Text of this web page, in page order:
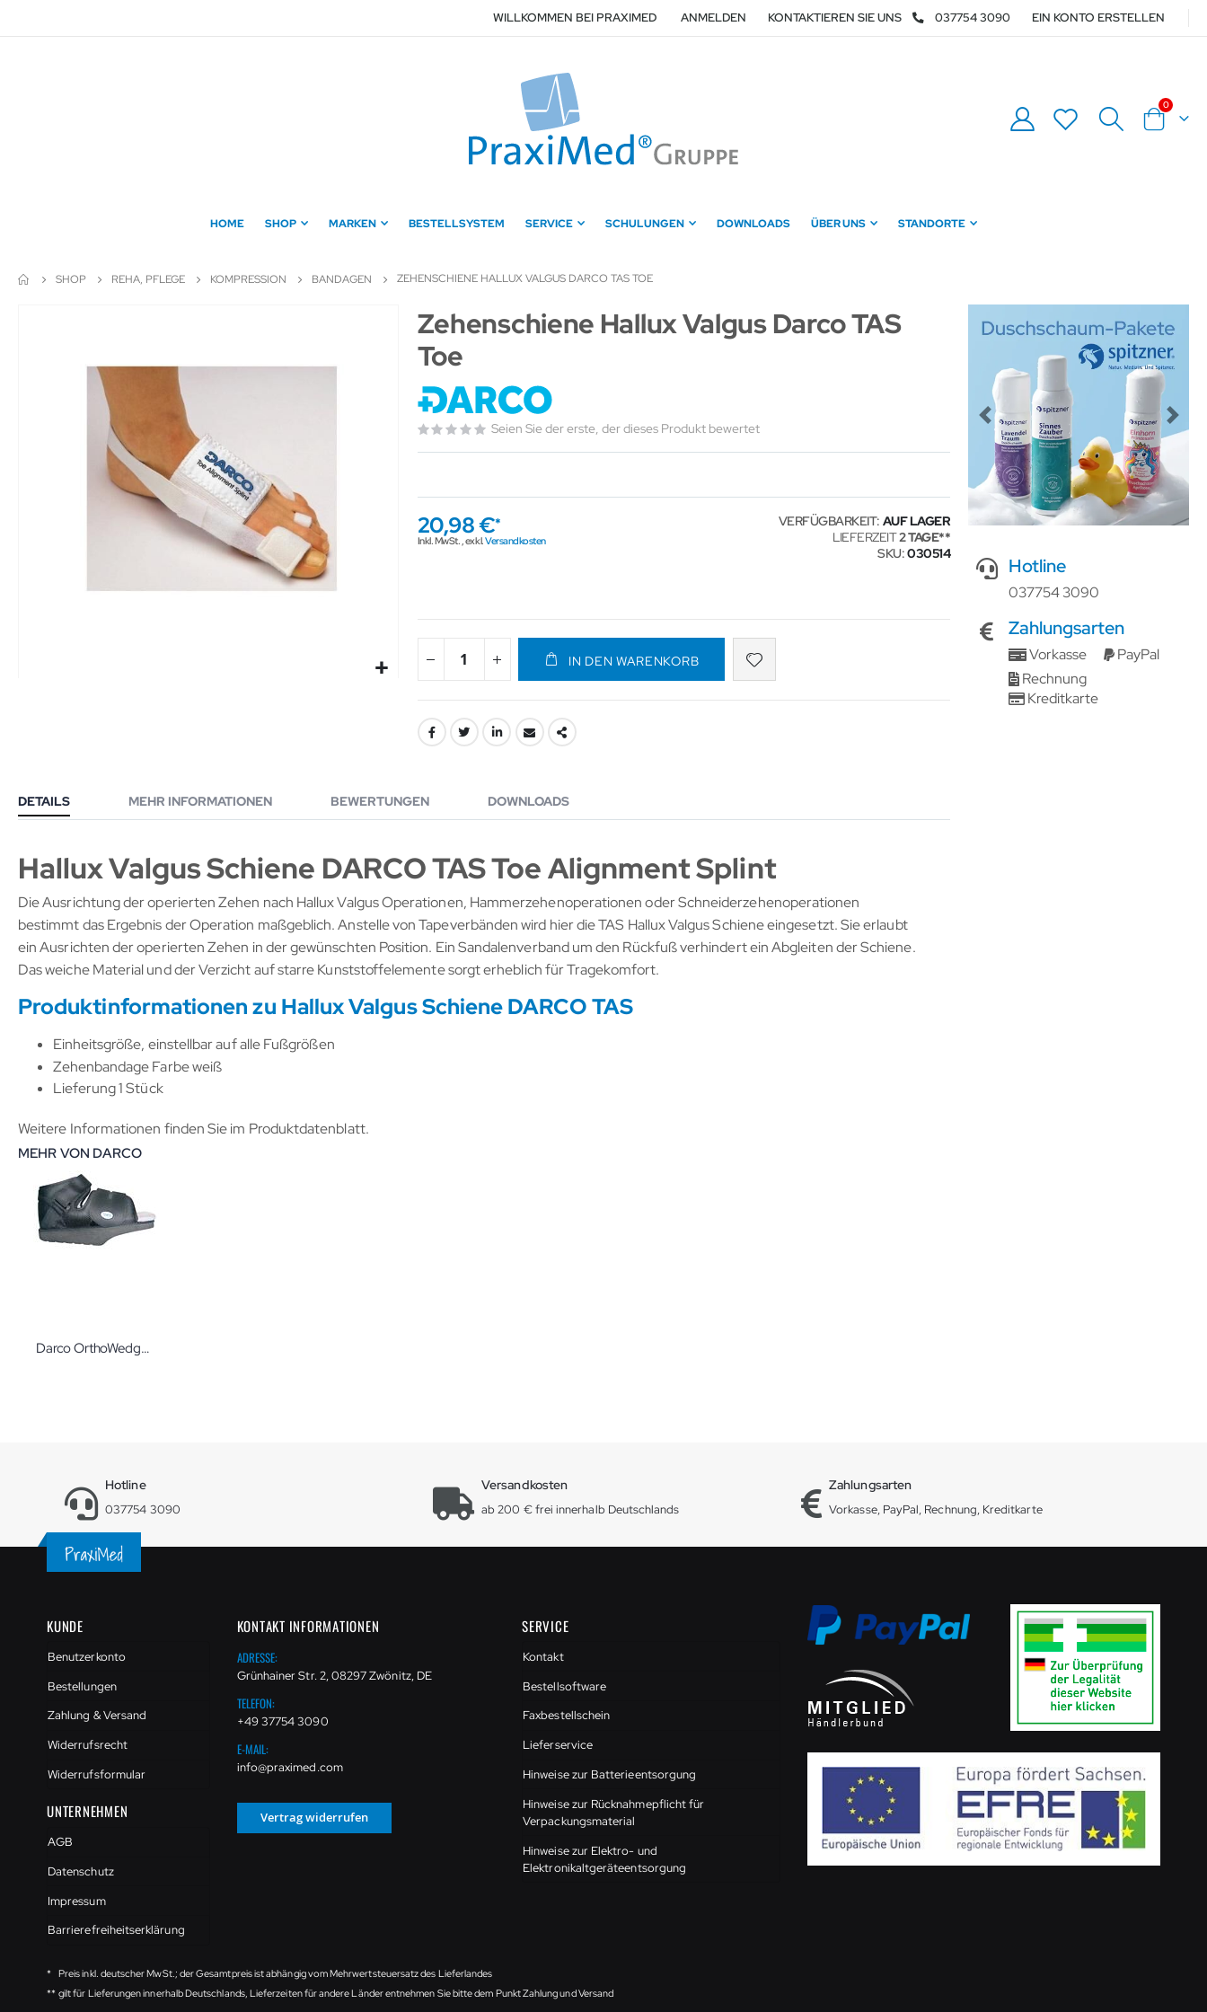
zum
WILLKOMMEN BEI PRAXIMED ANMELDEN KONTAKTIEREN SIE UNS 037754 3090 EIN KONTO ERSTELLEN
Warenkorb
0Artikel
HOME SHOP MARKEN BESTELLSYSTEM SERVICE SCHULUNGEN DOWNLOADS ÜBER UNS STANDORTE
SHOP REHA, PFLEGE KOMPRESSION BANDAGEN ZEHENSCHIENE HALLUX VALGUS DARCO TAS TOE
Bildergalerie
Zum
Anfang
der
Bildergalerie
springen
Zehenschiene Hallux Valgus Darco TAS
Toe
Seien Sie der erste, der dieses Produkt bewertet
20,98 €
Inkl. MwSt.,exkl.Versandkosten
VERFÜGBARKEIT: AUF LAGER
LIEFERZEIT2 TAGE
SKU 030514
IN DEN WARENKORB
DETAILS
Hallux Valgus Schiene DARCO TAS Toe Alignment Splint
Die Ausrichtung der operierten Zehen nach Hallux Valgus Operationen, Hammerzehenoperationen oder Schneiderzehenoperationen
bestimmt das Ergebnis der Operation maßgeblich. Anstelle von Tapeverbänden wird hier die TAS Hallux Valgus Schiene eingesetzt. Sie erlaubt
ein Ausrichten der operierten Zehen in der gewünschten Position. Ein Sandalenverband um den Rückfuß verhindert ein Abgleiten der Schiene.
Das weiche Material und der Verzicht auf starre Kunststoffelemente sorgt erheblich für Tragekomfort.
Produktinformationen zu Hallux Valgus Schiene DARCO TAS
Einheitsgröße, einstellbar auf alle Fußgrößen
Zehenbandage Farbe weiß
Lieferung 1 Stück
Weitere Informationen finden Sie im Produktdatenblatt.
MEHR INFORMATIONEN BEWERTUNGEN DOWNLOADS
MEHR VON DARCO
Darco OrthoWedge pro Vorfußentlastungsschuh Größe S
Previous Next
Hotline
037754 3090
Zahlungsarten
Vorkasse
PayPal
Rechnung
Kreditkarte
Hotline
037754 3090
Versandkosten
ab 200 € frei innerhalb Deutschlands
Zahlungsarten
Vorkasse, PayPal, Rechnung, Kreditkarte
KUNDE
Benutzerkonto
Bestellungen
Zahlung & Versand
Widerrufsrecht
Widerrufsformular
UNTERNEHMEN
AGB
Datenschutz
Impressum
Barrierefreiheitserklärung
KONTAKT INFORMATIONEN
ADRESSE:
Grünhainer Str. 2, 08297 Zwönitz, DE
TELEFON:
+49 37754 3090
E-MAIL:
info@praximed.com
Vertrag widerrufen
SERVICE
Kontakt
Bestellsoftware
Faxbestellschein
Lieferservice
Hinweise zur Batterieentsorgung
Hinweise zur Rücknahmepflicht für
Verpackungsmaterial
Hinweise zur Elektro- und
Elektronikaltgeräteentsorgung
* Preis inkl. deutscher MwSt.; der Gesamtpreis ist abhängig vom Mehrwertsteuersatz des Lieferlandes
** gilt für Lieferungen innerhalb Deutschlands, Lieferzeiten für andere Länder entnehmen Sie bitte dem Punkt Zahlung und Versand